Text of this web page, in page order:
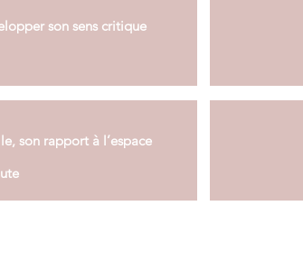
son sens critique
son rapport à l’espace